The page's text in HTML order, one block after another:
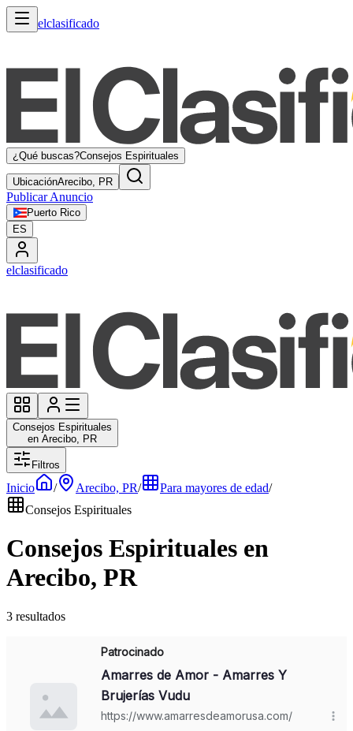
elclasificado
¿Qué buscas?Consejos Espirituales
UbicaciónArecibo, PR
Publicar Anuncio
Puerto Rico
ES
elclasificado
Consejos Espirituales
en Arecibo, PR
Filtros
Inicio / Arecibo, PR/ Para mayores de edad/
Consejos Espirituales
Consejos Espirituales en
Arecibo, PR
3 resultados